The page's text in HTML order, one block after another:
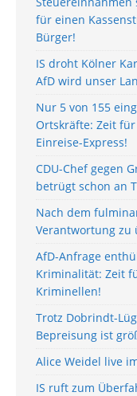
für einen
Bürger!
IS droht Kölner
AfD wird unser
Nur 5 von 155
Ortskräfte: Zeit
Einreise-Express!
CDU-Chef gegen
betrügt schon an
Nach dem
Verantwortung zu
AfD-Anfrage
Kriminalität: Zeit
Kriminellen!
Trotz Dobrindt-
Bepreisung ist
Alice Weidel live
IS ruft zum